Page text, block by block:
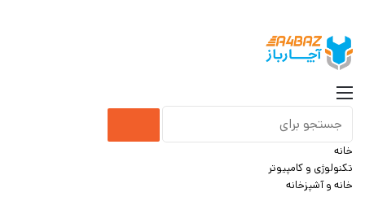
منو
جستجو
خانه
تکنولوژی و کامپیوتر
خانه و آشپزخانه